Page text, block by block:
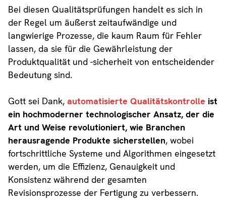
Bei diesen Qualitätsprüfungen handelt es sich in
der Regel um äußerst zeitaufwändige und
langwierige Prozesse, die kaum Raum für Fehler
lassen, da sie für die Gewährleistung der
Produktqualität und -sicherheit von entscheidender
Bedeutung sind.
Gott sei Dank, automatisierte Qualitätskontrolle ist
ein hochmoderner technologischer Ansatz, der die
Art und Weise revolutioniert, wie Branchen
herausragende Produkte sicherstellen, wobei
fortschrittliche Systeme und Algorithmen eingesetzt
werden, um die Effizienz, Genauigkeit und
Konsistenz während der gesamten
Revisionsprozesse der Fertigung zu verbessern.